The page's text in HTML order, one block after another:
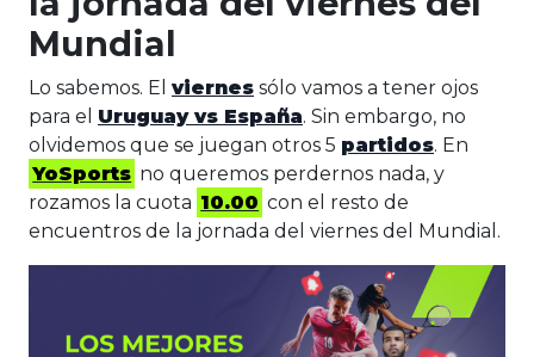
Mundial
Lo sabemos. El viernes sólo vamos a tener ojos
para el Uruguay vs España. Sin embargo, no
olvidemos que se juegan otros 5 partidos. En
YoSports no queremos perdernos nada, y
rozamos la cuota 10.00 con el resto de
encuentros de la jornada del viernes del Mundial.